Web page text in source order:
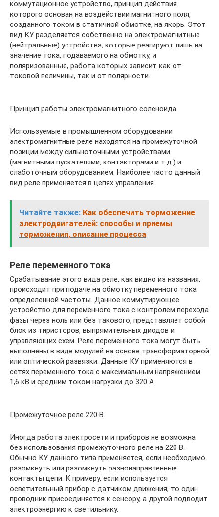
коммутационное устройство, принцип действия
которого основан на воздействии магнитного поля,
созданного током в статичной обмотке, на якорь. Этот
вид КУ разделяется собственно на электромагнитные
(нейтральные) устройства, которые реагируют лишь на
значение тока, подаваемого на обмотку, и
поляризованные, работа которых зависит как от
токовой величины, так и от полярности.
Принцип работы электромагнитного соленоида
Используемые в промышленном оборудовании
электромагнитные реле находятся на промежуточной
позиции между сильноточными устройствами
(магнитными пускателями, контакторами и т.д.) и
слаботочным оборудованием. Наиболее часто данный
вид реле применяется в цепях управления.
Читайте также: Как обеспечить торможение
электродвигателей: способы и приемы
торможения, описание процесса
Реле переменного тока
Срабатывание этого вида реле, как видно из названия,
происходит при подаче на обмотку переменного тока
определенной частоты. Данное коммутирующее
устройство для переменного тока с контролем перехода
фазы через ноль или без такового, представляет собой
блок из тиристоров, выпрямительных диодов и
управляющих схем. Реле переменного тока могут быть
выполнены в виде модулей на основе трансформаторной
или оптической развязки. Данные КУ применяются в
сетях переменного тока с максимальным напряжением
1,6 кВ и средним током нагрузки до 320 A.
Промежуточное реле 220 В
Иногда работа электросети и приборов не возможна
без использования промежуточного реле на 220 В.
Обычно КУ данного типа применяется, если необходимо
разомкнуть или разомкнуть разнонаправленные
контакты цепи. К примеру, если используется
осветительный прибор с датчиком движения, то один
проводник присоединяется к сенсору, а другой подводит
электроэнергию к светильнику.